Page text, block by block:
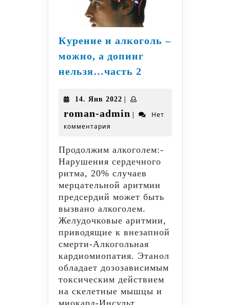
Курение и алкоголь –
можно, а допинг
нельзя…часть 2
можно,
нельзя…
часть
2
14. Янв 202214.
Янв
|
roman-admin roman-
|
Нет
комментария
Продолжим алкоголем:-
Нарушения сердечного
ритма, 20% случаев
мерцательной аритмии
предсердий может быть
вызвано алкоголем.
Желудочковые аритмии,
приводящие к внезапной
смерти-Алкогольная
кардиомиопатия. Этанол
обладает дозозависимым
токсическим действием
на скелетные мышцы и